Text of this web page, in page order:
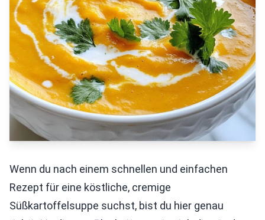
Wenn du nach einem schnellen und einfachen
Rezept für eine köstliche, cremige
Süßkartoffelsuppe suchst, bist du hier genau